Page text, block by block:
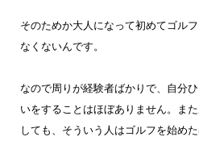
そのためか大人になって初めてゴル
なくないんです。
なので周りが経験者ばかりで、自分
いをすることはほぼありません。ま
しても、そういう人はゴルフを始め